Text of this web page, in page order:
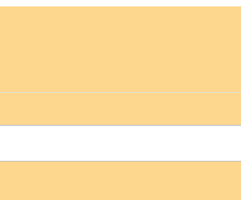
и всего турнира Англии.